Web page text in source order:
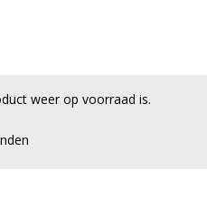
weer op voorraad is.